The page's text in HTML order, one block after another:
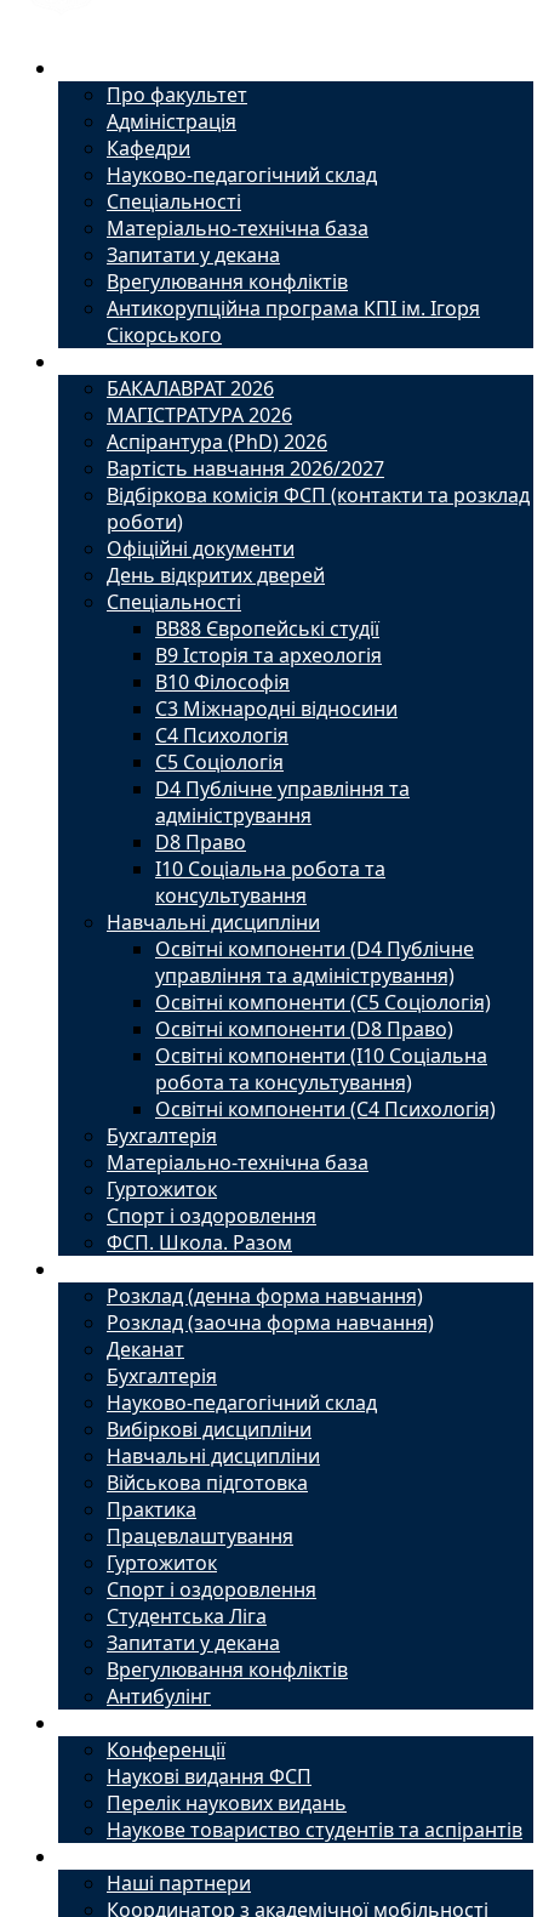
Про факультет
Адміністрація
Кафедри
Науково-педагогічний склад
Спеціальності
Матеріально-технічна база
Запитати у декана
Врегулювання конфліктів
Антикорупційна програма КПІ ім. Ігоря
Сікорського
БАКАЛАВРАТ 2026
МАГІСТРАТУРА 2026
Аспірантура (PhD) 2026
Вартість навчання 2026/2027
Відбіркова комісія ФСП (контакти та розклад
роботи)
Офіційні документи
День відкритих дверей
Спеціальності
BВ88 Європейські студії
B9 Історія та археологія
B10 Філософія
C3 Міжнародні відносини
C4 Психологія
С5 Соціологія
D4 Публічне управління та
адміністрування
D8 Право
I10 Соціальна робота та
консультування
Навчальні дисципліни
Освітні компоненти (D4 Публічне
управління та адміністрування)
Освітні компоненти (С5 Соціологія)
Освітні компоненти (D8 Право)
Освітні компоненти (I10 Соціальна
робота та консультування)
Освітні компоненти (С4 Психологія)
Бухгалтерія
Матеріально-технічна база
Гуртожиток
Спорт і оздоровлення
ФСП. Школа. Разом
Розклад (денна форма навчання)
Розклад (заочна форма навчання)
Деканат
Бухгалтерія
Науково-педагогічний склад
Вибіркові дисципліни
Навчальні дисципліни
Військова підготовка
Практика
Працевлаштування
Гуртожиток
Спорт і оздоровлення
Студентська Ліга
Запитати у декана
Врегулювання конфліктів
Антибулінг
Конференції
Наукові видання ФСП
Перелік наукових видань
Наукове товариство студентів та аспірантів
Наші партнери
Координатор з академічної мобільності